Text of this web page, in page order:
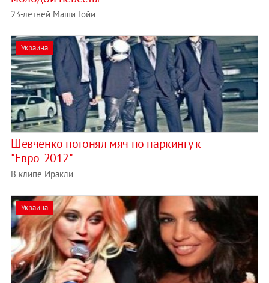
23-летней Маши Гойи
Украина
Шевченко погонял мяч по паркингу к
"Евро-2012"
В клипе Иракли
Украина